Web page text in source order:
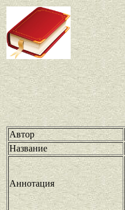
Автор
Название
Аннотация